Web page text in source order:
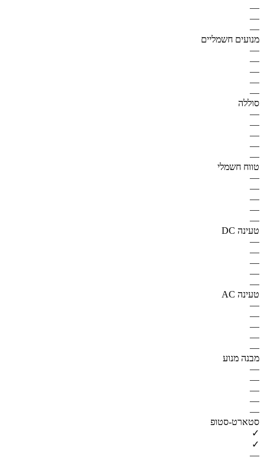
—
—
—
מנועים חשמליים
—
—
—
—
—
סוללה
—
—
—
—
—
טווח חשמלי
—
—
—
—
—
טעינה DC
—
—
—
—
—
טעינה AC
—
—
—
—
—
מבנה מנוע
—
—
—
—
—
סטארט-סטופ
✓
✓
—